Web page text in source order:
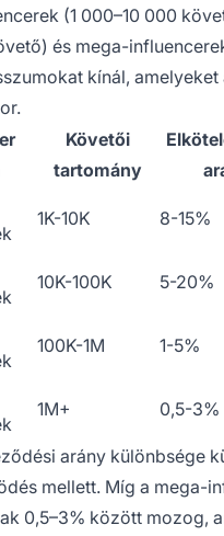
(1 000–10 000
és mega-
kínál,
Követői
tartomány
1K-10K 8-15%
10K-100K 5-20%
100K-1M 1-5%
1M+ 0,5-3%
arány különbsége
mellett. Míg a mega-
0,5–3% között mozog,